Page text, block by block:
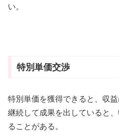
い。
特別単価交渉
特別単価を獲得できると、収益
継続して成果を出していると
ることがある。